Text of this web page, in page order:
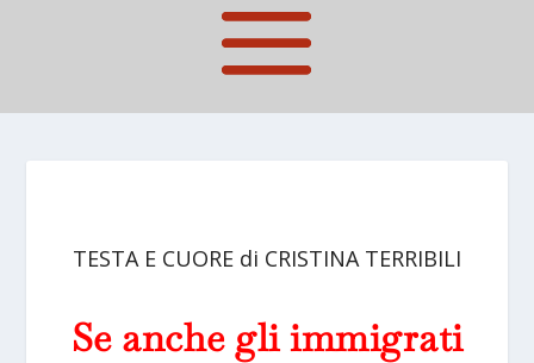
TESTA E CUORE di CRISTINA TERRIBILI
Se anche gli immigrati